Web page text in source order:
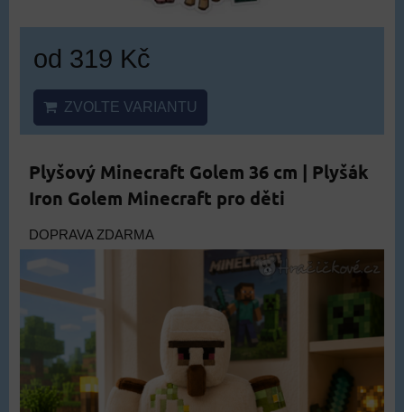
od 319 Kč
ZVOLTE VARIANTU
Plyšový Minecraft Golem 36 cm | Plyšák
Iron Golem Minecraft pro děti
DOPRAVA ZDARMA